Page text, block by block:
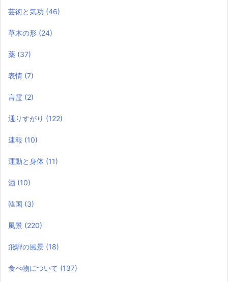
芸術と気功 (46)
草木の形 (24)
薬 (37)
表情 (7)
言霊 (2)
通りすがり (122)
速報 (10)
運動と身体 (11)
酒 (10)
韓国 (3)
風景 (220)
飛騨の風景 (18)
食べ物について (137)